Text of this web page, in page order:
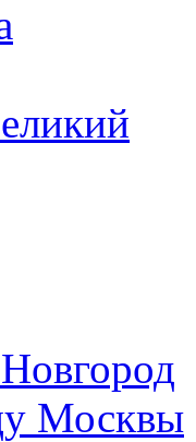
Москвы